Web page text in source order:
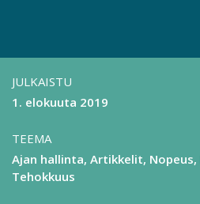
JULKAISTU
1. elokuuta 2019
TEEMA
Ajan hallinta Artikkelit Nopeus
Tehokkuus